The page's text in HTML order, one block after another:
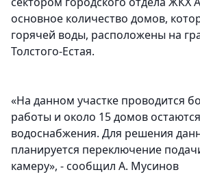
основное количество домов,
горячей воды, расположены на
Толстого-Естая.
«На данном участке проводится
работы и около 15 домов
водоснабжения. Для решения
планируется переключение
камеру», - сообщил А. Мусинов